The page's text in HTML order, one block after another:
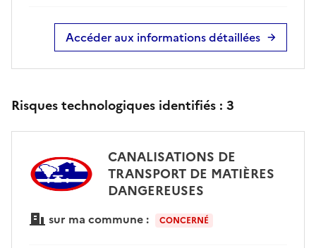
Accéder aux informations détaillées
Risques technologiques identifiés : 3
CANALISATIONS DE
TRANSPORT DE MATIÈRES
DANGEREUSES
sur ma commune : CONCERNÉ